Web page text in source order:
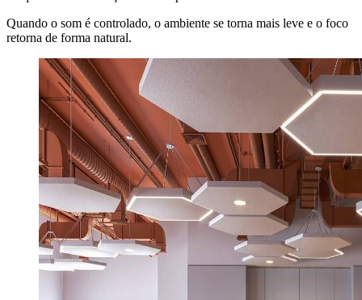
Quando o som é controlado, o ambiente se torna mais leve e o foco
retorna de forma natural.